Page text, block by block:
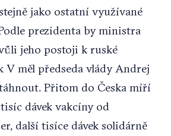
jako ostatní využívané
prezidenta by ministra
jeho postoji k ruské
V měl předseda vlády Andrej
Přitom do Česka míří
dávek vakcíny od
další tisíce dávek solidárně